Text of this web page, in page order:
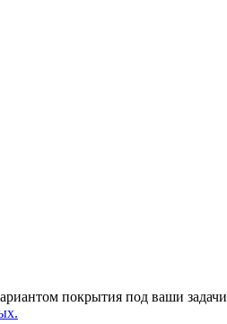
покрытия под ваши задачи